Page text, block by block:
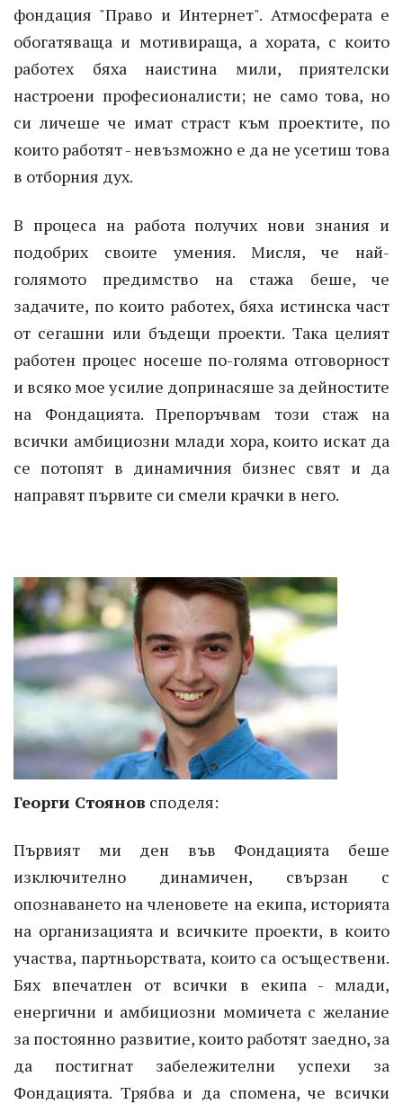
фондация "Право и Интернет". Атмосферата е
обогатяваща и мотивираща, а хората, с които
работех бяха наистина мили, приятелски
настроени професионалисти; не само това, но
си личеше че имат страст към проектите, по
които работят - невъзможно е да не усетиш това
в отборния дух.
В процеса на работа получих нови знания и
подобрих своите умения. Мисля, че най-
голямото предимство на стажа беше, че
задачите, по които работех, бяха истинска част
от сегашни или бъдещи проекти. Така целият
работен процес носеше по-голяма отговорност
и всяко мое усилие допринасяше за дейностите
на Фондацията. Препоръчвам този стаж на
всички амбициозни млади хора, които искат да
се потопят в динамичния бизнес свят и да
направят първите си смели крачки в него.
Георги Стоянов споделя:
Първият ми ден във Фондацията беше
изключително динамичен, свързан с
опознаването на членовете на екипа, историята
на организацията и всичките проекти, в които
участва, партньорствата, които са осъществени.
Бях впечатлен от всички в екипа - млади,
енергични и амбициозни момичета с желание
за постоянно развитие, които работят заедно, за
да постигнат забележителни успехи за
Фондацията. Трябва и да спомена, че всички